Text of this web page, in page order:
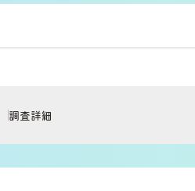
調査詳細